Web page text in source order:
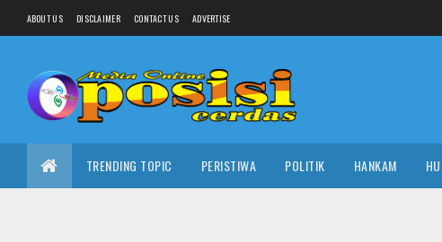
ABOUT US DISCLAIMER CONTACT US ADVERTISE
TRENDING TOPIC PERISTIWA POLITIK HANKAM